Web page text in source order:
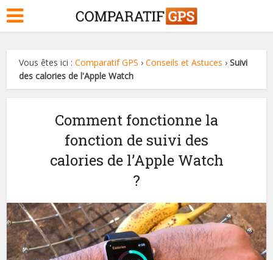
Vous êtes ici :Comparatif GPS ›Conseils et Astuces ›Suivi
des calories de l'Apple Watch
Comment fonctionne la
fonction de suivi des
calories de l’Apple Watch
?